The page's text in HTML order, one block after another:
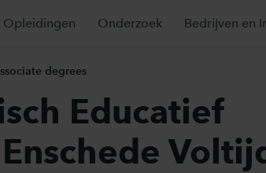
Opleidingen Onderzoek Bedrijven en
degrees
Educatief